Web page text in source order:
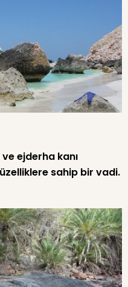
ejderha kanı
sahip bir vadi.